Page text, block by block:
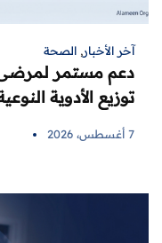
آخر الأخبار, الصحة
دعم مستمر
توزيع الأدوية
7 أغسطس، 2026